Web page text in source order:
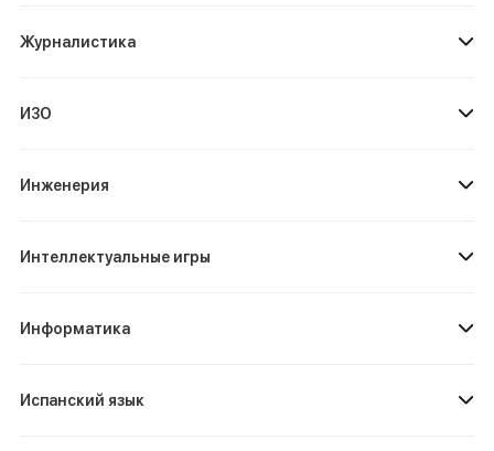
Журналистика
ИЗО
Инженерия
Интеллектуальные игры
Информатика
Испанский язык